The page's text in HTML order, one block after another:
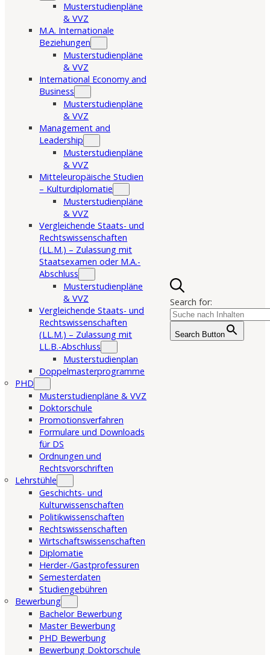
Musterstudienpläne
& VVZ
M.A. Internationale
Beziehungen
Musterstudienpläne
& VVZ
International Economy and
Business
Musterstudienpläne
& VVZ
Management and
Leadership
Musterstudienpläne
& VVZ
Mitteleuropäische Studien
– Kulturdiplomatie
Musterstudienpläne
& VVZ
Vergleichende Staats- und
Rechtswissenschaften
(LL.M.) – Zulassung mit
Staatsexamen oder M.A.-
Abschluss
Musterstudienpläne
& VVZ
Vergleichende Staats- und
Rechtswissenschaften
(LL.M.) – Zulassung mit
LL.B.-Abschluss
Musterstudienplan
Doppelmasterprogramme
PHD
Musterstudienpläne & VVZ
Doktorschule
Promotionsverfahren
Formulare und Downloads
für DS
Ordnungen und
Rechtsvorschriften
Lehrstühle
Geschichts- und
Kulturwissenschaften
Politikwissenschaften
Rechtswissenschaften
Wirtschaftswissenschaften
Diplomatie
Herder-/Gastprofessuren
Semesterdaten
Studiengebühren
Bewerbung
Bachelor Bewerbung
Master Bewerbung
PHD Bewerbung
Bewerbung Doktorschule
Search for:
Search Button